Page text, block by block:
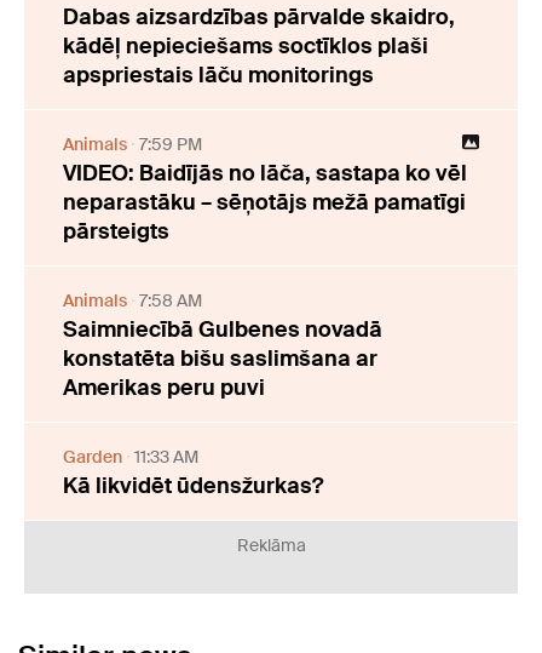
Dabas aizsardzības pārvalde skaidro,
kādēļ nepieciešams soctīklos plaši
apspriestais lāču monitorings
Animals 7:59 PM
VIDEO: Baidījās no lāča, sastapa ko vēl
neparastāku – sēņotājs mežā pamatīgi
pārsteigts
Animals 7:58 AM
Saimniecībā Gulbenes novadā
konstatēta bišu saslimšana ar
Amerikas peru puvi
Garden 11:33 AM
Kā likvidēt ūdensžurkas?
Reklāma